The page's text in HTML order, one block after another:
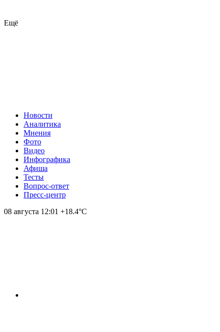
Ещё
Новости
Аналитика
Мнения
Фото
Видео
Инфографика
Афиша
Тесты
Вопрос-ответ
Пресс-центр
08 августа 12:01 +18.4°С